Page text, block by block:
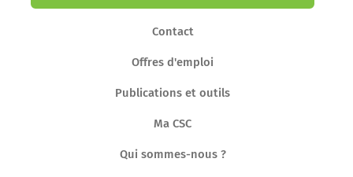
Contact
Offres d'emploi
Publications et outils
Ma CSC
Qui sommes-nous ?